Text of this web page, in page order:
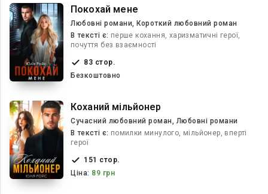
Покохай мене
Любовні романи, Короткий любовний роман
В текcті є: перше кохання, харизматичні герої,
почуття без взаємності
83 стор.
Безкоштовно
Коханий мільйонер
Сучасний любовний роман, Любовні романи
В текcті є: помилки минулого, мільйонер, вперті
герої
151 стор.
Ціна: 89 грн